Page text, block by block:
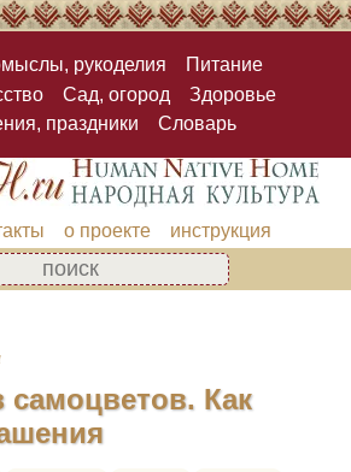
рукоделия
Питание
Сад, огород
Здоровье
праздники
Словарь
о проекте инструкция
самоцветов. Как